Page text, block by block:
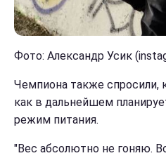
Фото: Александр Усик
Чемпиона также спросили,
как в дальнейшем
режим питания.
"Вес абсолютно не гоняю.